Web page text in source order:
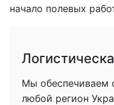
начало полевых
Мы обеспечиваем
любой регион